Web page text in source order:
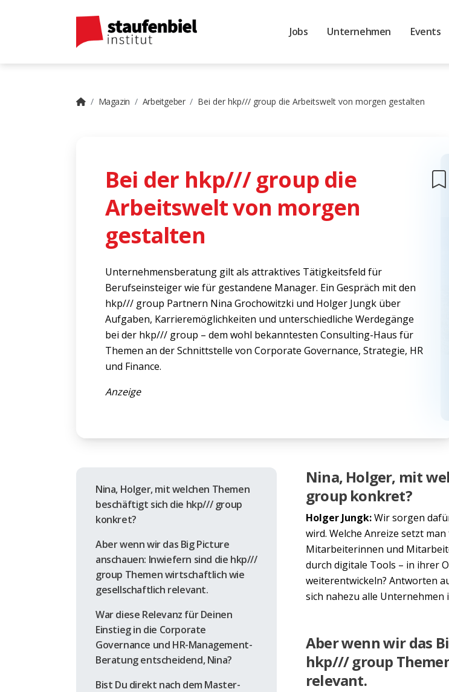
Jobs Unternehmen Events
Magazin Arbeitgeber Bei der hkp/// group die Arbeitswelt von morgen gestalten
Bei der hkp/// group die
Arbeitswelt von morgen
gestalten
Unternehmensberatung gilt als attraktives Tätigkeitsfeld für
Berufseinsteiger wie für gestandene Manager. Ein Gespräch mit den
hkp/// group Partnern Nina Grochowitzki und Holger Jungk über
Aufgaben, Karrieremöglichkeiten und unterschiedliche Werdegänge
bei der hkp/// group – dem wohl bekanntesten Consulting-Haus für
Themen an der Schnittstelle von Corporate Governance, Strategie, HR
und Finance.
Anzeige
Nina, Holger, mit welchen Themen
beschäftigt sich die hkp/// group
konkret?
Aber wenn wir das Big Picture
anschauen: Inwiefern sind die hkp///
group Themen wirtschaftlich wie
gesellschaftlich relevant.
War diese Relevanz für Deinen
Einstieg in die Corporate
Governance und HR-Management-
Beratung entscheidend, Nina?
Bist Du direkt nach dem Master-
Nina, Holger, mit
group konkret?
Holger Jungk:Wir sorgen
wird. Welche Anreize setzt
Mitarbeiterinnen und
durch digitale Tools – in ihrer
weiterentwickeln? Antworten
sich nahezu alle
Aber wenn wir das
hkp/// group
relevant.